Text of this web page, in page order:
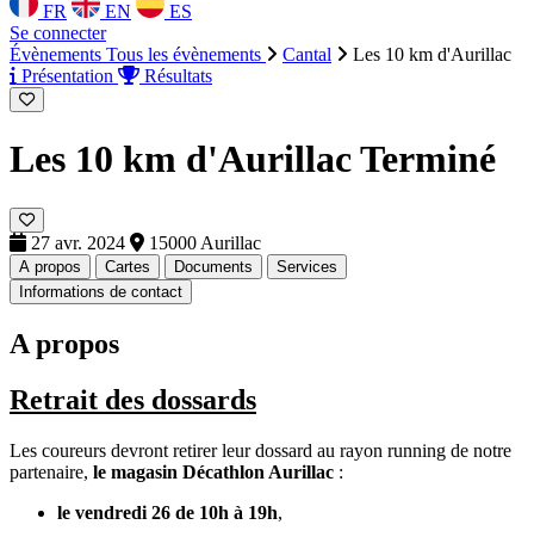
FR EN
ES
Se connecter
Évènements Tous les évènements Cantal
Les 10 km d'Aurillac
Présentation
Résultats
Les 10 km d'AurillacTerminé
27 avr. 2024 15000 Aurillac
A propos Cartes Documents
Services
Informations de contact
A propos
Retrait des dossards
Les coureurs devront retirer leur dossard au rayon running de notre
partenaire, le magasin Décathlon Aurillac :
le vendredi 26 de 10h à 19h,